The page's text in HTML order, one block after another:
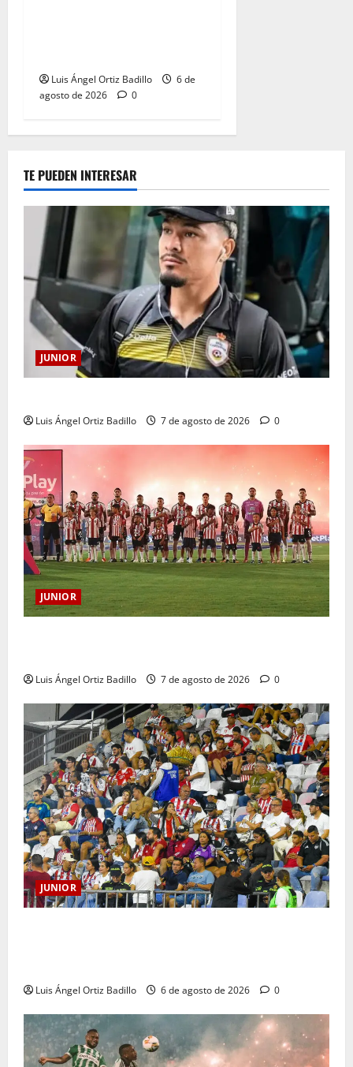
Luis Ángel Ortiz Badillo
6 de
agosto de 2026
0
TE PUEDEN INTERESAR
JUNIOR
Luis Ángel Ortiz Badillo 7 de agosto de 2026 0
JUNIOR
Luis Ángel Ortiz Badillo 7 de agosto de 2026 0
JUNIOR
Luis Ángel Ortiz Badillo 6 de agosto de 2026 0